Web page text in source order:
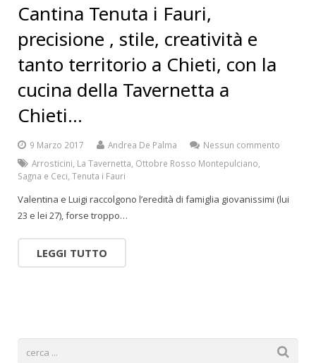
Cantina Tenuta i Fauri,
precisione , stile, creatività e
tanto territorio a Chieti, con la
cucina della Tavernetta a
Chieti…
9 Marzo 2017 Andrea De Palma
Nessun commento
Arrosticini La Tavernetta Ottobre Rosso Montepulciano
Sagna e Ceci Tenuta i Fauri
Valentina e Luigi raccolgono l’eredità di famiglia giovanissimi (lui
23 e lei 27), forse troppo…
LEGGI TUTTO